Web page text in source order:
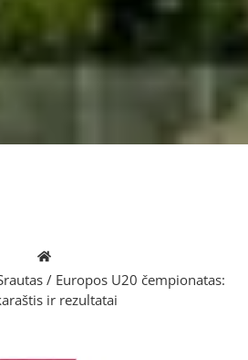
/ Europos U20 čempionatas:
ir rezultatai